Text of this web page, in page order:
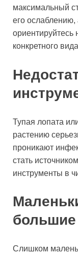
максимальный
его ослаблению,
ориентируйтесь
конкретного
Тупая лопата
растению
проникают
стать
инструменты в
большие
Слишком